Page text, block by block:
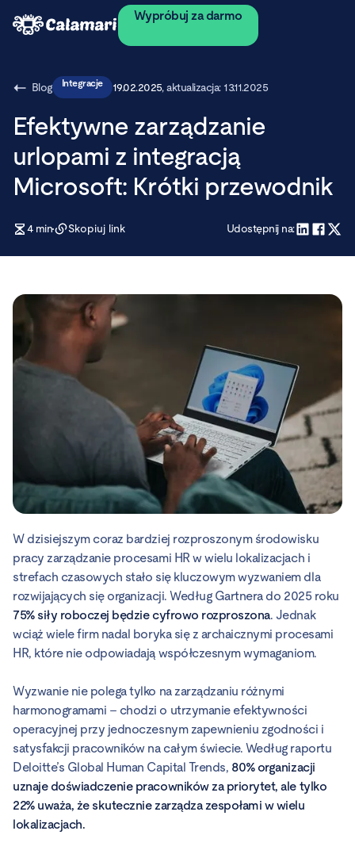
Wypróbuj za darmo
Blog Integracje 19.02.2025, aktualizacja: 13.11.2025
Efektywne zarządzanie
urlopami z integracją
Microsoft: Krótki przewodnik
4min Skopiuj link Udostępnij na:
W dzisiejszym coraz bardziej rozproszonym środowisku
pracy zarządzanie procesami HR w wielu lokalizacjach i
strefach czasowych stało się kluczowym wyzwaniem dla
rozwijających się organizacji. Według Gartnera do 2025 roku
75% siły roboczej będzie cyfrowo rozproszona. Jednak
wciąż wiele firm nadal boryka się z archaicznymi procesami
HR, które nie odpowiadają współczesnym wymaganiom.
Wyzwanie nie polega tylko na zarządzaniu różnymi
harmonogramami – chodzi o utrzymanie efektywności
operacyjnej przy jednoczesnym zapewnieniu zgodności i
satysfakcji pracowników na całym świecie. Według raportu
Deloitte’s Global Human Capital Trends, 80% organizacji
uznaje doświadczenie pracowników za priorytet, ale tylko
22% uważa, że skutecznie zarządza zespołami w wielu
lokalizacjach.